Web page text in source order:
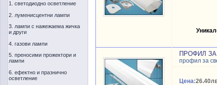
1. светодиодно осветление
2. луменисцентни лампи
3. лампи с нажежаема жичка
и други
4. газови лампи
5. преносими прожектори и
лампи
6. ефектно и празнично
осветление
ПРОФИЛ ЗА
профил за
Цена: